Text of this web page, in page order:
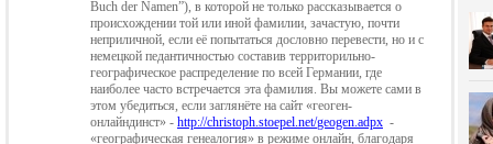
Buch der Namen”), в которой не только рассказывается о
происхождении той или иной фамилии, зачастую, почти
неприличной, если её попытаться дословно перевести, но и с
немецкой педантичностью составив территорильно-
географическое распределение по всей Германии, где
наиболее часто встречается эта фамилия. Вы можете сами в
этом убедиться, если заглянёте на сайт «геоген-
онлайндинст» - http://christoph.stoepel.net/geogen.adpx -
«географическая генеалогия» в режиме онлайн, благодаря